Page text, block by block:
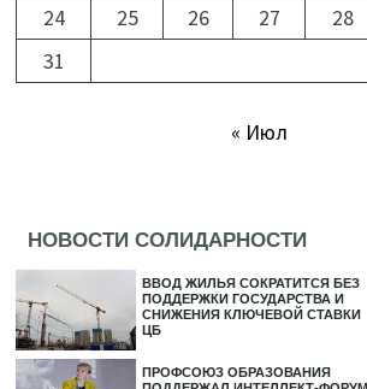
24
25 26 27 28
31
« Июл
НОВОСТИ СОЛИДАРНОСТИ
ВВОД ЖИЛЬЯ СОКРАТИТСЯ БЕЗ
ПОДДЕРЖКИ ГОСУДАРСТВА И
СНИЖЕНИЯ КЛЮЧЕВОЙ СТАВКИ
ЦБ
ПРОФСОЮЗ ОБРАЗОВАНИЯ